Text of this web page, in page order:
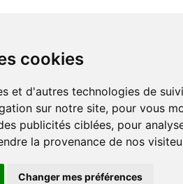
cookies
sur notre site, pour vous
publicités ciblées, pour
la provenance de nos
Changer mes préférences